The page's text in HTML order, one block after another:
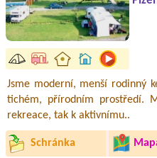
Jsme moderní, menší rodinný
tichém, přírodním prostředí.
rekreace, tak k aktivnímu..
Schránka